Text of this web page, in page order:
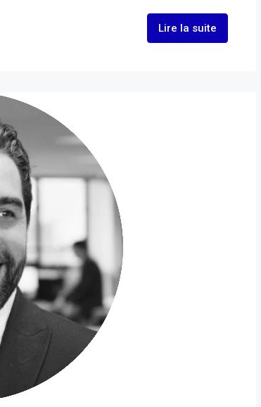
Lire la suite